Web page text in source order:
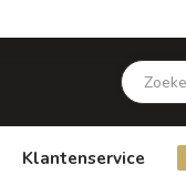
Klantenservice